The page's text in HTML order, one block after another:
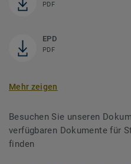
PDF
EPD
PDF
Mehr zeigen
Besuchen Sie unseren
verfügbaren Dokumente für
finden